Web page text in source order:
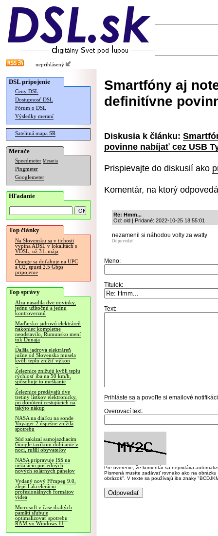
neprihlásený
DSL pripojenie
Ceny DSL
Dostupnosť DSL
Fórum o DSL
Výsledky meraní
Satelitná mapa SR
Merače
Speedmeter Merania
Pingmeter
Googlemeter
Hľadanie
Top články
Na Slovensku sa v tichosti
vypína ADSL v lokalitách s
VDSL, už 31. mája
Orange sa doťahuje na UPC
a O2, spustí 2.5 Gbps
pripojenie
Top správy
Alza nasadila dve novinky,
jednu užitočnú a jednu
kontroverznú
Maďarsko jadrovú elektráreň
nakoniec kompletne
neodstavilo, Rumunsko mení
tok Dunaja
Ďalšia jadrová elektráreň
južne od Slovenska musela
kvôli teplu znížiť výkon
Železnice znižujú kvôli teplu
rýchlosť iba na 50 km/h,
spôsobuje to meškanie
Železnice predávajú dve
tretiny lístkov elektronicky,
po donútení cestujúcich na
takýto nákup
NASA na diaľku na sonde
Voyager 2 úspešne znížila
spotrebu
Súd zakázal samojazdiacim
Google taxíkom dobíjanie v
noci, rušili obyvateľov
NASA pripravuje ISS na
inštaláciu posledných
nových solárnych panelov
Vydaný nový FFmpeg 9.0,
zlepšil akceleráciu
profesionálnych formátov
videa
Microsoft v čase drahých
pamätí sľubuje
optimalizovať spotrebu
RAM vo Windows 11
Smartfóny aj
definitívne
Diskusia k článku:
povinne nabíjať cez USB
Prispievajte do diskusií ako
Komentár, na ktorý
Re: Hmm...
Od: old | Pridané: 2022-10-25 18:55:01
nezamenil si náhodou volty za watty
Odpovedať
Meno:
Titulok:
Text:
Prihláste sa a povoľte si emailové
Overovací text:
Pre overenie, že komentár sa nepridáva
Písmená musíte zadávať rovnako ako na
obrázok". V texte sa používajú iba znaky